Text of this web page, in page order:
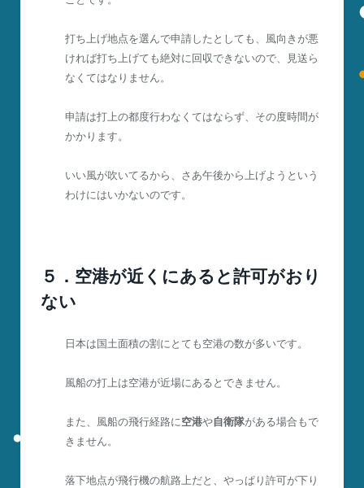
打ち上げ地点を選んで申請したとしても、風向きが悪
ければ打ち上げても絶対に回収できないので、見送ら
なくてはなりません。
申請は打上の都度行わなくてはならず、その度時間が
かかります。
いい風が吹いてるから、さあ午後から上げようという
わけにはいかないのです。
５．空港が近くにあると許可がおり
ない
日本は国土面積の割にとても空港の数が多いです。
風船の打上は空港が近場にあるとできません。
また、風船の飛行経路に空港や自衛隊がある場合もで
きません。
落下地点が飛行機の航路上だと、やっぱり許可が下り